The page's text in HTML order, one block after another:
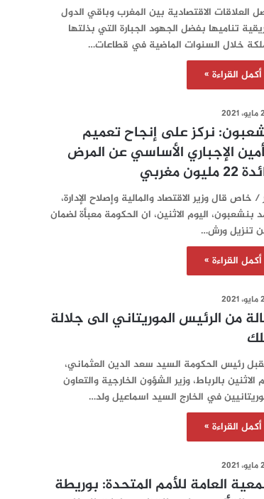
العلاقات الاقتصادية بين المغرب وباقي الدول
تناميها بفضل الجهود الجبارة التي بذلتها
خلال السنوات الماضية في قطاعات…
أكمل القراءة »
نركز على إنجاح تعميم
الإجباري الأساسي عن المرض
مغربي
/ خاص قال وزير الاقتصاد والمالية وإصلاح الإدارة،
بنشعبون، اليوم الاثنين، ان الحكومة معبأة لضمان
تنزيل ورش…
أكمل القراءة »
من الرئيس الموريتاني الى جلالة
رئيس الحكومة السيد سعد الدين العثماني،
الاثنين بالرباط، وزير الشؤون الخارجية والتعاون
في الخارج السيد اسماعيل ولد…
أكمل القراءة »
العامة للأمم المتحدة: بوريطة